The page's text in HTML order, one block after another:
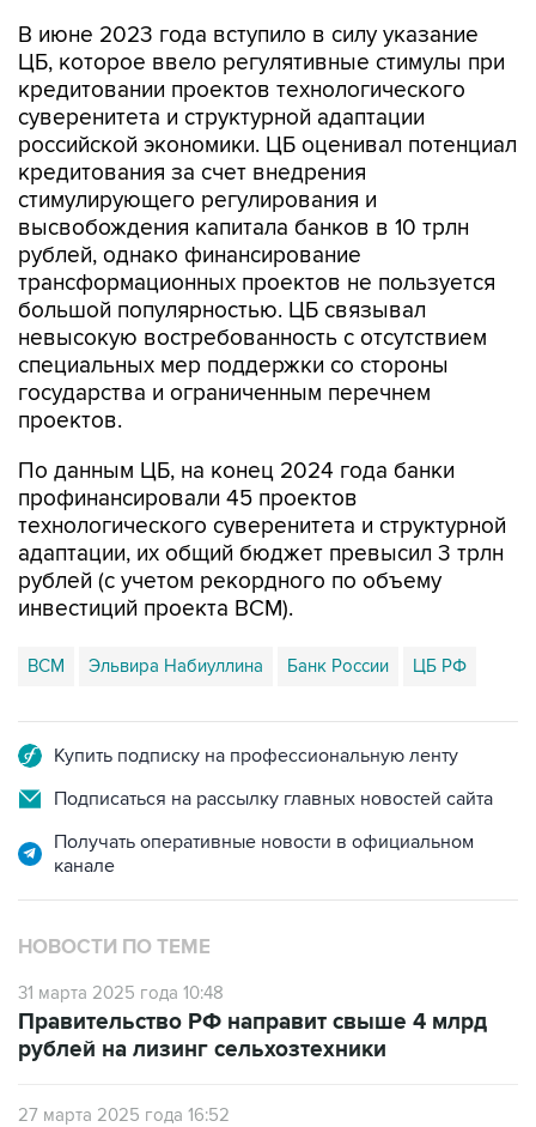
В июне 2023 года вступило в силу указание
ЦБ, которое ввело регулятивные стимулы при
кредитовании проектов технологического
суверенитета и структурной адаптации
российской экономики. ЦБ оценивал потенциал
кредитования за счет внедрения
стимулирующего регулирования и
высвобождения капитала банков в 10 трлн
рублей, однако финансирование
трансформационных проектов не пользуется
большой популярностью. ЦБ связывал
невысокую востребованность с отсутствием
специальных мер поддержки со стороны
государства и ограниченным перечнем
проектов.
По данным ЦБ, на конец 2024 года банки
профинансировали 45 проектов
технологического суверенитета и структурной
адаптации, их общий бюджет превысил 3 трлн
рублей (с учетом рекордного по объему
инвестиций проекта ВСМ).
ВСМ Эльвира Набиуллина Банк России ЦБ РФ
Купить подписку на профессиональную ленту
Подписаться на рассылку главных новостей сайта
Получать оперативные новости в официальном
канале
НОВОСТИ ПО ТЕМЕ
31 марта 2025 года 10:48
Правительство РФ направит свыше 4 млрд
рублей на лизинг сельхозтехники
27 марта 2025 года 16:52